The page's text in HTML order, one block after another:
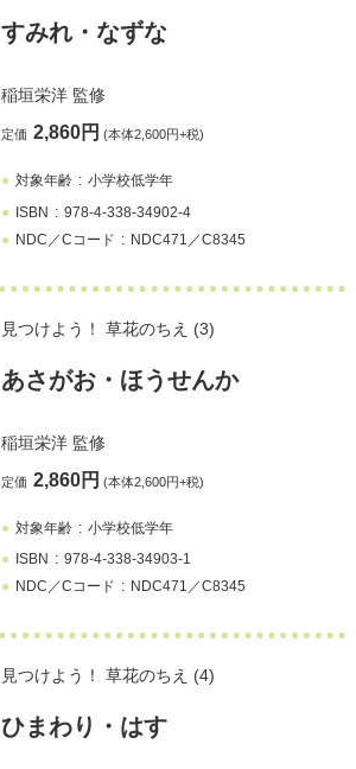
すみれ・なずな
稲垣栄洋監修
定価 2,860円 (本体2,600円+税)
対象年齢
小学校低学年
ISBN
978-4-338-34902-4
NDC／Cコード
NDC471／C8345
見つけよう！ 草花のちえ (3)
あさがお・ほうせんか
稲垣栄洋監修
定価 2,860円 (本体2,600円+税)
対象年齢
小学校低学年
ISBN
978-4-338-34903-1
NDC／Cコード
NDC471／C8345
見つけよう！ 草花のちえ (4)
ひまわり・はす